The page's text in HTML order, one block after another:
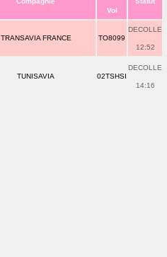
Vol
TRANSAVIA FRANCE TO8099
DECOLLE
12:52
TUNISAVIA 02TSHSI
DECOLLE
14:16